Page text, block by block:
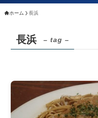
ホーム 長浜
長浜 – tag –